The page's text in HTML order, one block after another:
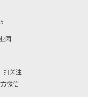
园
扫关注
微信